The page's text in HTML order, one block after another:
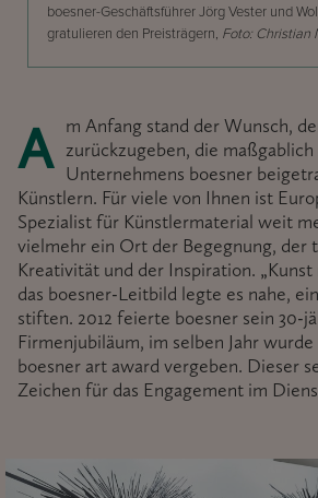
boesner-Geschäftsführer Jörg Vester und
gratulieren den Preisträgern, Foto: Christian
Am Anfang stand der Wunsch, den Menschen etwas zurückzugeben, die
Unternehmens boesner
Künstlern. Für viele von Ihnen ist
Spezialist für Künstlermaterial weit
vielmehr ein Ort der Begegnung, der
Kreativität und der Inspiration. „Kunst
das boesner-Leitbild legte es nahe,
stiften. 2012 feierte boesner sein 30-
Firmenjubiläum, im selben Jahr
boesner art award vergeben. Dieser
Zeichen für das Engagement im